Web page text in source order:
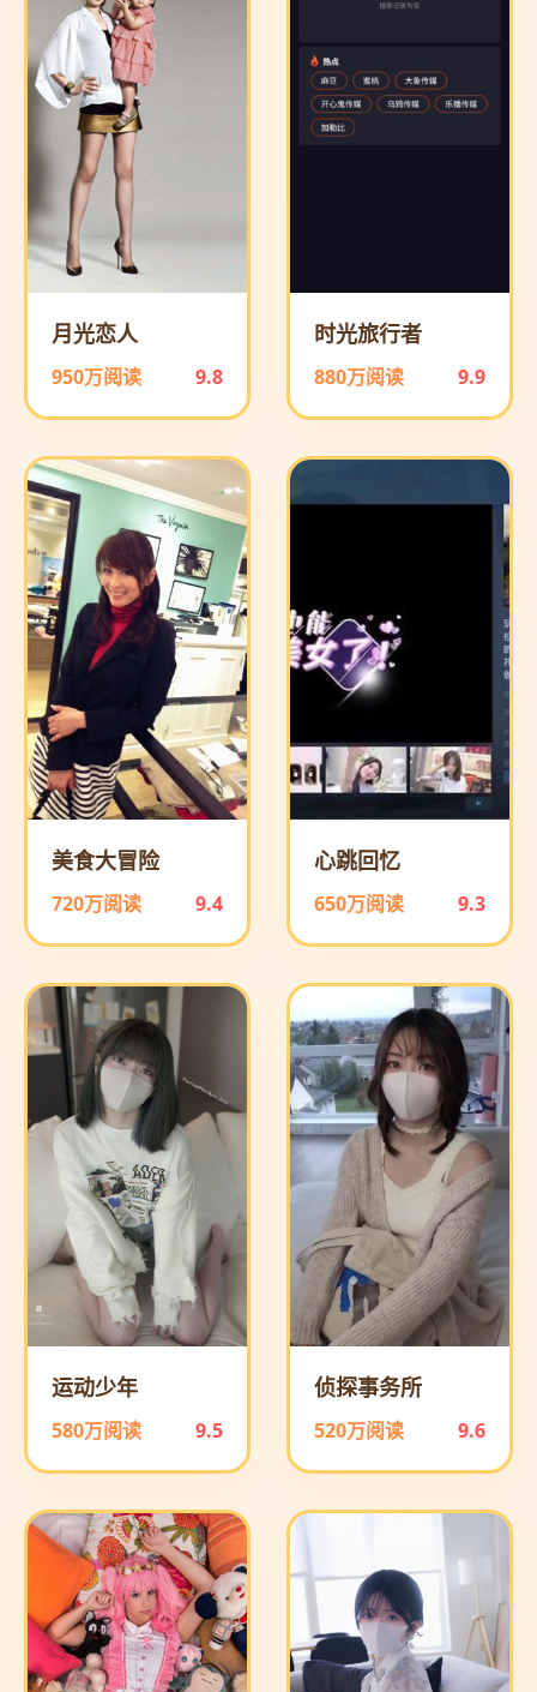
月光恋人
950万阅读 9.8
时光旅行者
880万阅读 9.9
美食大冒险
720万阅读 9.4
心跳回忆
650万阅读 9.3
运动少年
580万阅读 9.5
侦探事务所
520万阅读 9.6